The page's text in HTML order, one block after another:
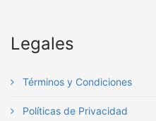
Legales
Términos y Condiciones
Políticas de Privacidad